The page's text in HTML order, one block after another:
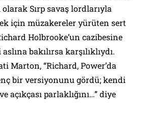
Sırp savaş lordlarıyla
için müzakereler yürüten sert
Holbrooke’un cazibesine
bakılırsa karşılıklıydı.
Marton, “Richard, Power’da
bir versiyonunu gördü; kendi
açıkçası parlaklığını…” diye